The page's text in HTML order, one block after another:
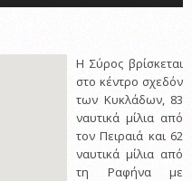
Η Σύρος βρίσκεται
στο κέντρο σχεδόν
των Κυκλάδων, 83
ναυτικά μίλια από
τον Πειραιά και 62
ναυτικά μίλια από
τη Ραφήνα με